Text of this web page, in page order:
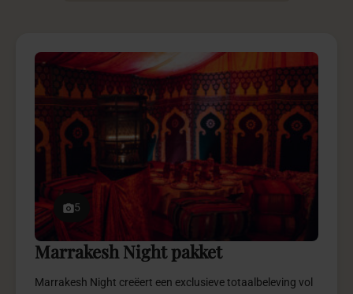
5
Marrakesh Night pakket
Marrakesh Night creëert een exclusieve totaalbeleving vol